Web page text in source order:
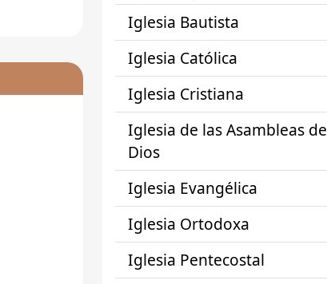
Iglesia Bautista
Iglesia Católica
Iglesia Cristiana
Iglesia de las Asambleas de
Dios
Iglesia Evangélica
Iglesia Ortodoxa
Iglesia Pentecostal